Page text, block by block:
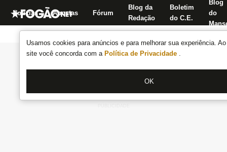
Usamos cookies para anúncios e para melhorar sua experiência.
site você concorda com a Política de Privacidade .
OK
Notícias Apostas Fórum
Blog da
Redação
Boletim
do C.E.
Blog
do